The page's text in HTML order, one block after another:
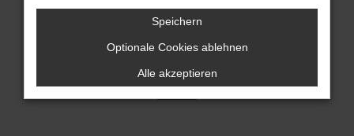
Cookie Einstellungen
© 2026 Jakob Trading GmbH | Neustädter Straße 1 | DE-08223
Neustadt/Vogtland | fj@jakob-trading.com | Webdesign by audaris.de
Speichern
Optionale Cookies ablehnen
Alle akzeptieren